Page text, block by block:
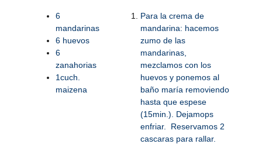
6
mandarinas
6 huevos
6
zanahorias
1cuch.
maizena
Para la crema de
mandarina: hacemos
zumo de las
mandarinas,
mezclamos con los
huevos y ponemos al
baño maría removiendo
hasta que espese
(15min.). Dejamops
enfriar. Reservamos 2
cascaras para rallar.